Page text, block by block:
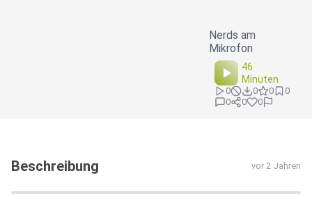
Nerds am
Mikrofon
46
Minuten
0 0 0
0
0
0 0
Beschreibung vor 2 Jahren